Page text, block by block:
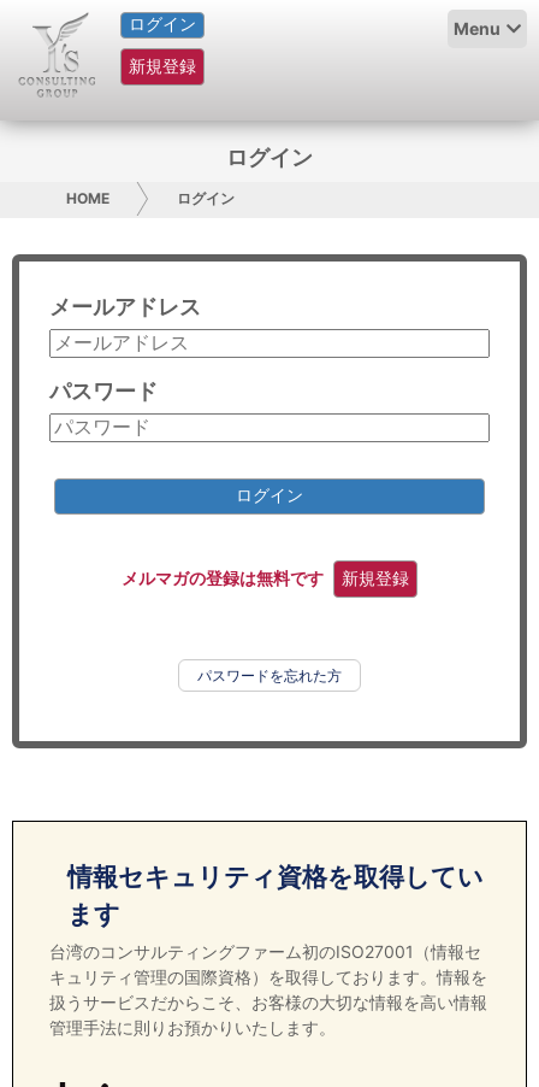
ログイン
新規登録
Menu
HOME
サービス紹介
グループ概要
採用情報
お問い合わせ
コンサルティング
リサーチ
ログイン
HOME ログイン
メールアドレス
パスワード
ログイン
メルマガの登録は無料です 新規登録
パスワードを忘れた方
情報セキュリティ資格を取得してい
ます
台湾のコンサルティングファーム初のISO27001（情報セ
キュリティ管理の国際資格）を取得しております。情報を
扱うサービスだからこそ、お客様の大切な情報を高い情報
管理手法に則りお預かりいたします。